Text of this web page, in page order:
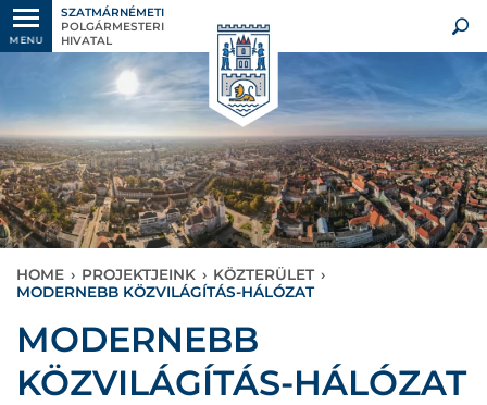
MENU
SZATMÁRNÉMETI
POLGÁRMESTERI
HIVATAL
HOME › PROJEKTJEINK › KÖZTERÜLET ›
MODERNEBB KÖZVILÁGÍTÁS-HÁLÓZAT
MODERNEBB
KÖZVILÁGÍTÁS-HÁLÓZAT